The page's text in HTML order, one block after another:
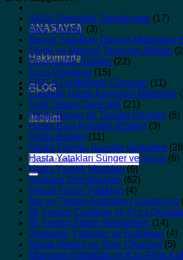
ANASAYFA
Hakkımızda
BLOG
İletişim
Ara:
Akülü Tekerlekli Sandalyeler (17)
Ateş Ölçerler (3)
Boyun Yastıkları Oturma Minderleri
Dijital ve Manuel Tansiyon Aletleri
Disposable Ürünler (22)
Ecza Dolapları (15)
EKG & Defibrilatör Cihazları (11)
Elektrikli Hasta Karyolası Modelleri
Fizik Tedavi Gereçleri (21)
Hasta Banyo ve Tuvalet Ürünleri (8)
Hasta Başı Komidin (Etajer) (3)
Hasta Bezleri (11)
Hasta Taşıma Transfer Sedyeleri
Hasta Yatakları Sünger ve Visco (6)
Hasta Yemek Masaları (6)
Hastane Demirbaşları (62)
Havalı Hasta Yatakları (4)
İlaç ve Tedavi Arabaları / Crashcard
İlk Yardım Çantaları ve Ecza
İlk Yardım Eğitim Mankenleri (14)
Jinekoloji Yatakları ve Koltukları (4)
Masaj Aletleri ve Tens Cihazları (5)
Muayene Koltukları ve Kan Alma